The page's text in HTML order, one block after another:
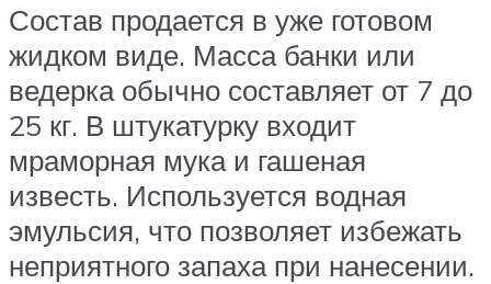
Состав продается в уже готовом
жидком виде. Масса банки или
ведерка обычно составляет от 7 до
25 кг. В штукатурку входит
мраморная мука и гашеная
известь. Используется водная
эмульсия, что позволяет избежать
неприятного запаха при нанесении.